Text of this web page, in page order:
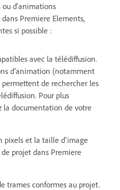
ou d'animations
Premiere Elements,
si possible :
avec la télédiffusion.
d’animation (notamment
permettent de rechercher les
Pour plus
la documentation de votre
pixels et la taille d’image
projet dans Premiere
trames conformes au projet.